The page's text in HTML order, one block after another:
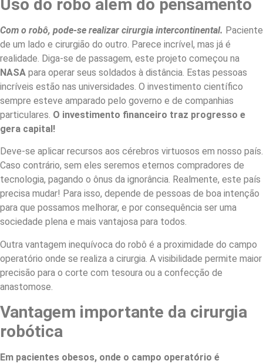
Uso do robô além do pensamento
Com o robô, pode-se realizar cirurgia intercontinental. Paciente
de um lado e cirurgião do outro. Parece incrível, mas já é
realidade. Diga-se de passagem, este projeto começou na
NASA para operar seus soldados à distância. Estas pessoas
incríveis estão nas universidades. O investimento científico
sempre esteve amparado pelo governo e de companhias
particulares. O investimento financeiro traz progresso e
gera capital!
Deve-se aplicar recursos aos cérebros virtuosos em nosso país.
Caso contrário, sem eles seremos eternos compradores de
tecnologia, pagando o ônus da ignorância. Realmente, este país
precisa mudar! Para isso, depende de pessoas de boa intenção
para que possamos melhorar, e por consequência ser uma
sociedade plena e mais vantajosa para todos.
Outra vantagem inequívoca do robô é a proximidade do campo
operatório onde se realiza a cirurgia. A visibilidade permite maior
precisão para o corte com tesoura ou a confecção de
anastomose.
Vantagem importante da cirurgia
robótica
Em pacientes obesos, onde o campo operatório é